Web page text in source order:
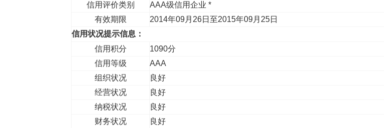
信用评价类别
AAA级信用企业 *
有效期限
2014年09月26日至2015年09月25日
信用状况提示信息：
信用积分
1090分
信用等级
AAA
组织状况
良好
经营状况
良好
纳税状况
良好
财务状况
良好